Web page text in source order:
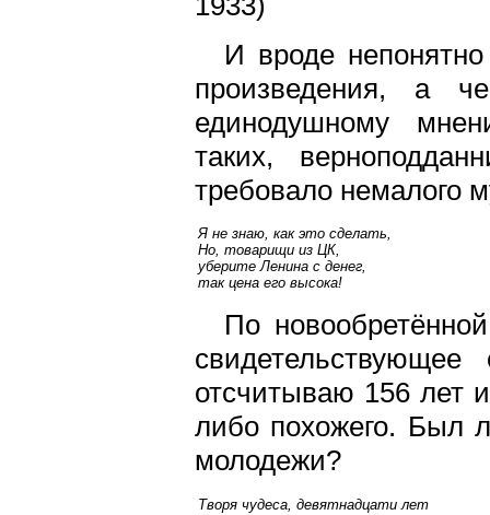
И вроде
произведения, а
единодушному
таких,
требовало немалого
Я не знаю, как это сделать,
Но, товарищи из ЦК,
уберите Ленина с денег,
так цена его высока!
По
отсчитываю 156 лет
либо похожего. Был
молодежи?
Творя чудеса, девятнадцати лет